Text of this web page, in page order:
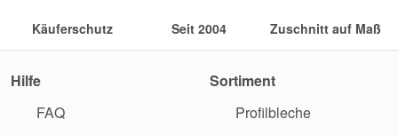
Käuferschutz Seit 2004 Zuschnitt auf Maß
Hilfe
FAQ
Sortiment
Profilbleche